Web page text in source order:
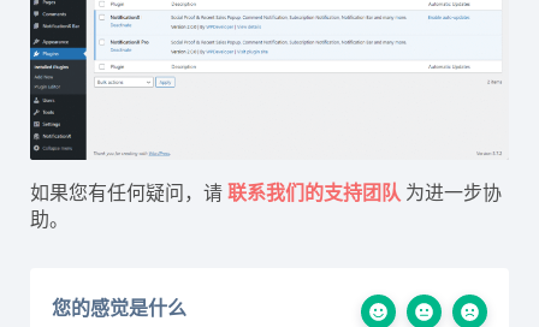
如果您有任何疑问，请联系我们的支持团队 为进一步协
助。
您的感觉是什么